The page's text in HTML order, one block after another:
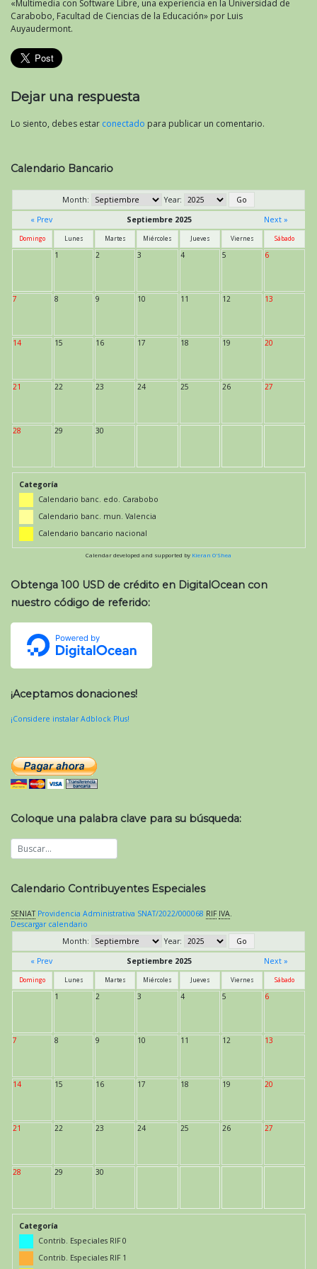
«Multimedia con Software Libre, una experiencia en la Universidad de
Carabobo, Facultad de Ciencias de la Educación» por Luis
Auyaudermont.
Dejar una respuesta
Lo siento, debes estar conectado para publicar un comentario.
Calendario Bancario
Month:
Year:
« Prev
Septiembre 2025 Next »
Domingo Lunes Martes Miércoles Jueves Viernes Sábado
1 2 3 4 5 6
7 8 9 10 11 12 13
14 15 16 17 18 19 20
21 22 23 24 25 26 27
28 29 30
Categoría
Calendario banc. edo. Carabobo
Calendario banc. mun. Valencia
Calendario bancario nacional
Calendar developed and supported by Kieran O'Shea
Obtenga 100 USD de crédito en DigitalOcean con
nuestro código de referido:
¡Aceptamos donaciones!
¡Considere instalar Adblock Plus!
Coloque una palabra clave para su búsqueda:
Calendario Contribuyentes Especiales
SENIAT Providencia Administrativa SNAT/2022/000068 RIF IVA
Descargar calendario
Month:
Year:
« Prev
Septiembre 2025 Next »
Domingo Lunes Martes Miércoles Jueves Viernes Sábado
1 2 3 4 5 6
7 8 9 10 11 12 13
14 15 16 17 18 19 20
21 22 23 24 25 26 27
28 29 30
Categoría
Contrib. Especiales RIF 0
Contrib. Especiales RIF 1